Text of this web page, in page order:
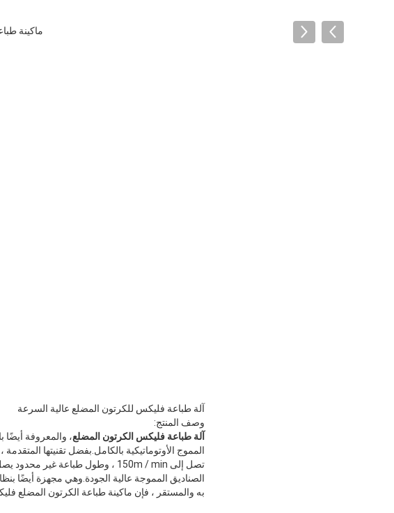
ماكينة
آلة طباعة فليكس للكرتون المضلع عالية السرعة
وصف المنتج:
آلة طباعة فليكس الكرتون المضلع، والمعروفة أيضًا
الصناديق المموجة عالية الجودة.وهي مجهزة أيضًا
به والمستقر ، فإن ماكينة طباعة الكرتون المضلع